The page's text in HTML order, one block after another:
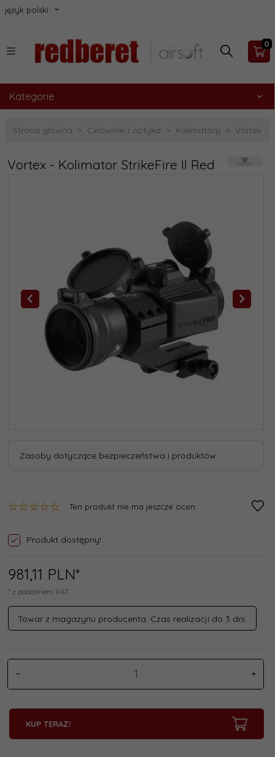
język polski
0
Kategorie
Strona główna Celowniki i optyka Kolimatory Vortex -
Vortex - Kolimator StrikeFire II Red
Zasoby dotyczące bezpieczeństwa i produktów
Ten produkt nie ma jeszcze ocen
Produkt dostępny!
981,11 PLN*
* z podatkiem VAT
Towar z magazynu producenta. Czas realizacji do 3 dni.
KUP TERAZ!